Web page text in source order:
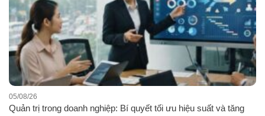
Quản trị trong doanh nghiệp: Bí quyết tối ưu hiệu suất và tăng
05/08/26